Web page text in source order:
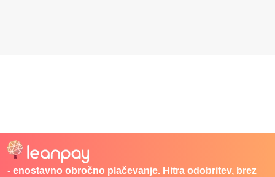
- enostavno obročno plačevanje. Hitra odobritev, brez